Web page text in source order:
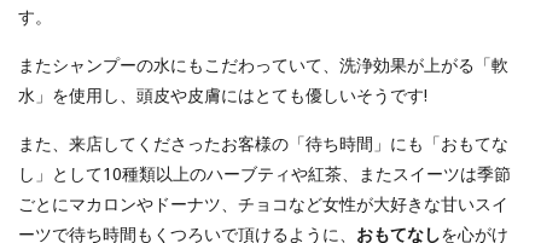
す。
またシャンプーの水にもこだわっていて、洗浄効果が上がる「軟
水」を使用し、頭皮や皮膚にはとても優しいそうです!
また、来店してくださったお客様の「待ち時間」にも「おもてな
し」として10種類以上のハーブティや紅茶、またスイーツは季節
ごとにマカロンやドーナツ、チョコなど女性が大好きな甘いスイ
ーツで待ち時間もくつろいで頂けるように、 おもてなしを心がけ